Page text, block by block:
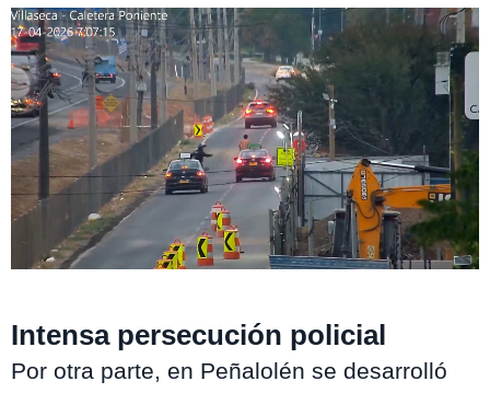
Intensa persecución policial
Por otra parte, en Peñalolén se desarrolló